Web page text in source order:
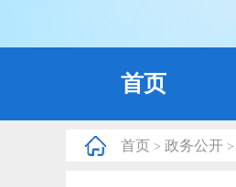
首页
首页 > 政务公开 >